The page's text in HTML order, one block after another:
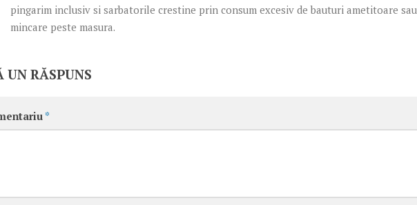
pingarim inclusiv si sarbatorile crestine prin consum excesiv de bauturi ametitoare sau
mincare peste masura.
UN RĂSPUNS
*